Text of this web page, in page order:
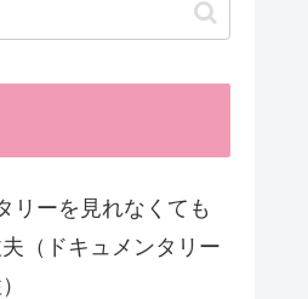
リーを見れなくても
（ドキュメンタリー